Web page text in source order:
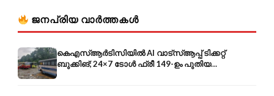
ജനപ്രിയ വാർത്തകൾ
കെഎസ്ആർടിസിയിൽ AI വാട്സ്ആപ്പ് ടിക്കറ്റ്
ബുക്കിങ്; 24×7 ടോൾ ഫ്രീ 149-ഉം പുതിയ
കൊറിയറും